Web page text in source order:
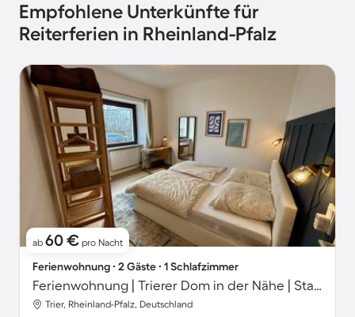
Empfohlene Unterkünfte für
Reiterferien in Rheinland-Pfalz
ab 60 € pro Nacht
Ferienwohnung ∙ 2 Gäste ∙ 1 Schlafzimmer
Ferienwohnung | Trierer Dom in der Nähe | Stadtblick
Trier, Rheinland-Pfalz, Deutschland